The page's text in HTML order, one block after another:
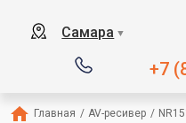
Самара ▼
+7
Главная / AV-ресивер /